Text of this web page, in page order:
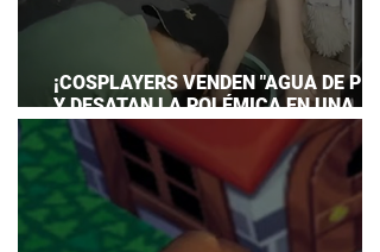
¡COSPLAYERS VENDEN "AGUA DE
Y DESATAN LA POLÉMICA EN UNA
CONVENCIÓN DE ANIME!